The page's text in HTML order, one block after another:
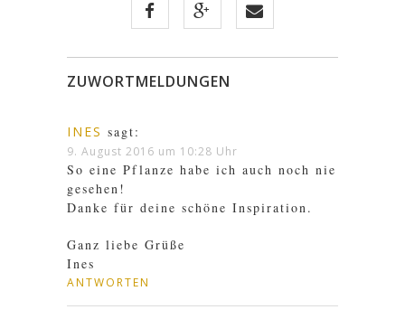
ZUWORTMELDUNGEN
INES sagt:
9. August 2016 um 10:28 Uhr
So eine Pflanze habe ich auch noch nie
gesehen!
Danke für deine schöne Inspiration.
Ganz liebe Grüße
Ines
ANTWORTEN